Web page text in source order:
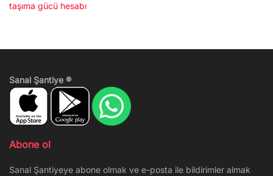
taşıma gücü hesabı
Sanal Şantiye ®
Abone ol
Sanal Şantiyeye abone olmak ve e-posta ile bildirimler almak